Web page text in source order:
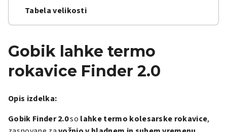
Tabela velikosti
Gobik lahke termo
rokavice Finder 2.0
Opis izdelka:
Gobik Finder 2.0so lahke termo kolesarske rokavice,